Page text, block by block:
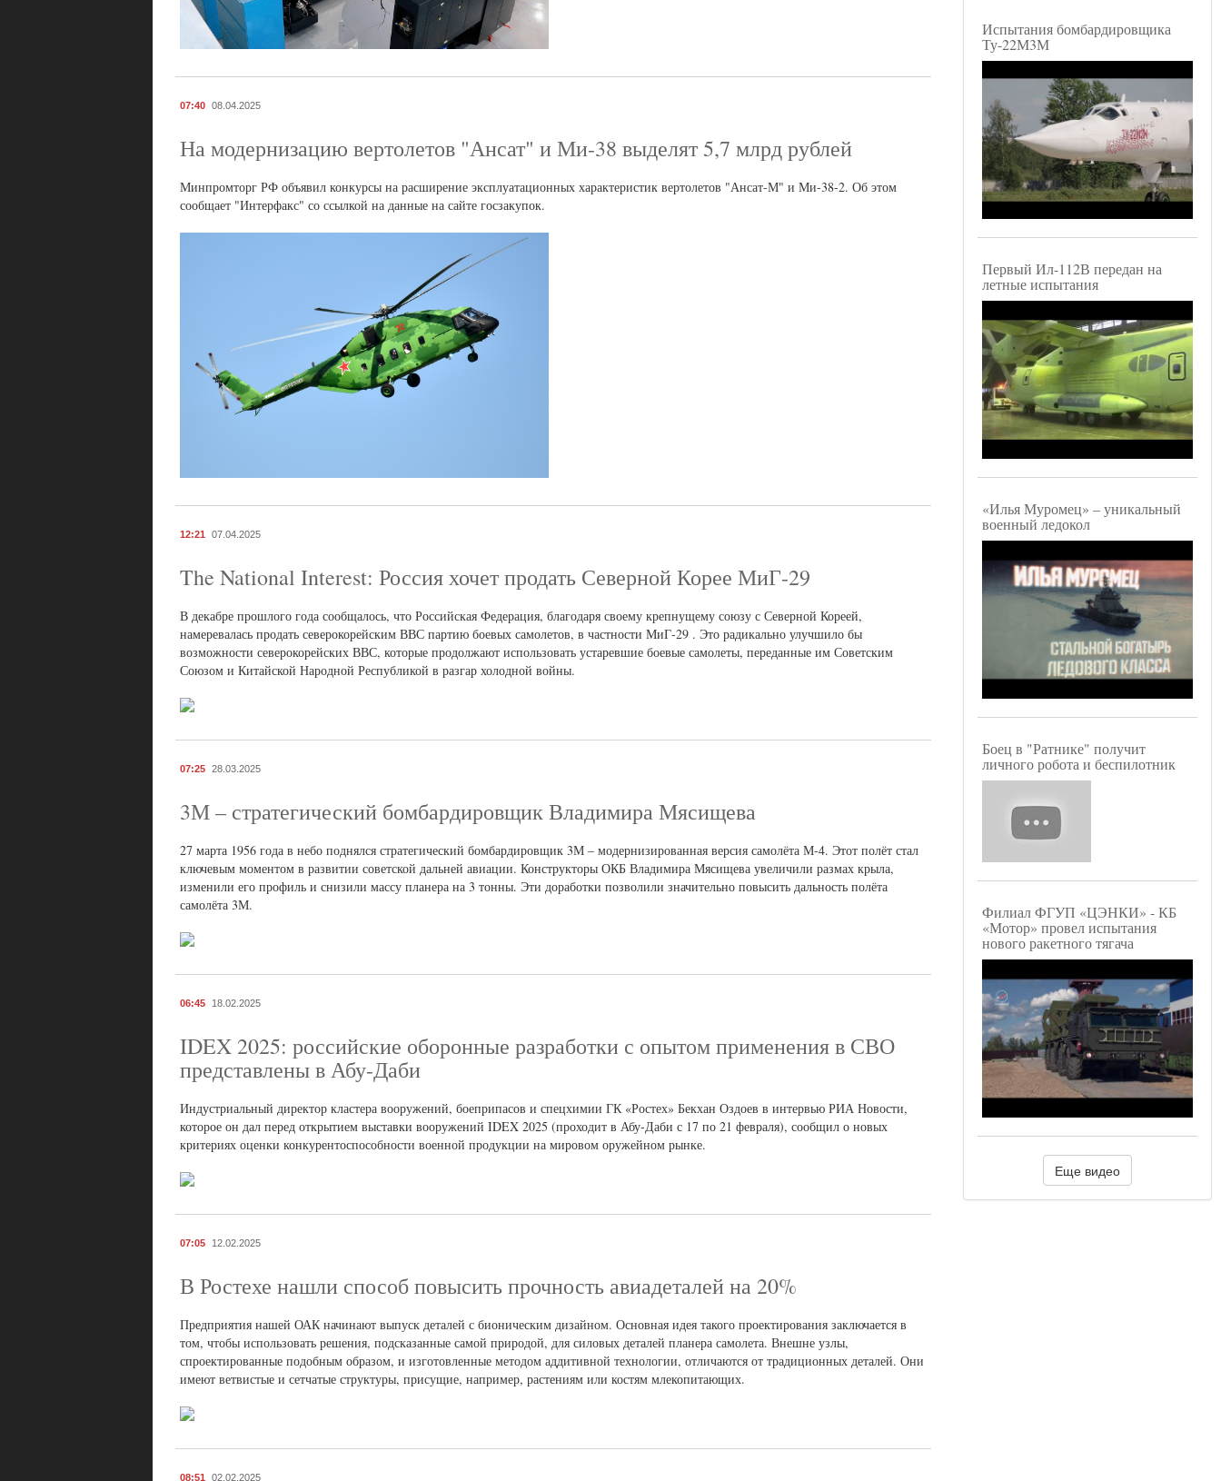
07:40 08.04.2025
На модернизацию вертолетов "Ансат" и Ми-38 выделят 5,7 млрд рублей
Минпромторг РФ объявил конкурсы на расширение эксплуатационных характеристик вертолетов "Ансат-М" и Ми-38-2. Об этом
сообщает "Интерфакс" со ссылкой на данные на сайте госзакупок.
12:21 07.04.2025
The National Interest: Россия хочет продать Северной Корее МиГ-29
В декабре прошлого года сообщалось, что Российская Федерация, благодаря своему крепнущему союзу с Северной Кореей,
намеревалась продать северокорейским ВВС партию боевых самолетов, в частности МиГ-29 . Это радикально улучшило бы
возможности северокорейских ВВС, которые продолжают использовать устаревшие боевые самолеты, переданные им Советским
Союзом и Китайской Народной Республикой в ​​разгар холодной войны.
07:25 28.03.2025
3М – стратегический бомбардировщик Владимира Мясищева
27 марта 1956 года в небо поднялся стратегический бомбардировщик 3М – модернизированная версия самолёта М-4. Этот полёт стал
ключевым моментом в развитии советской дальней авиации. Конструкторы ОКБ Владимира Мясищева увеличили размах крыла,
изменили его профиль и снизили массу планера на 3 тонны. Эти доработки позволили значительно повысить дальность полёта
самолёта 3М.
06:45 18.02.2025
IDEX 2025: российские оборонные разработки с опытом применения в СВО
представлены в Абу-Даби
Индустриальный директор кластера вооружений, боеприпасов и спецхимии ГК «Ростех» Бекхан Оздоев в интервью РИА Новости,
которое он дал перед открытием выставки вооружений IDEX 2025 (проходит в Абу-Даби с 17 по 21 февраля), сообщил о новых
критериях оценки конкурентоспособности военной продукции на мировом оружейном рынке.
07:05 12.02.2025
В Ростехе нашли способ повысить прочность авиадеталей на 20%
Предприятия нашей ОАК начинают выпуск деталей с бионическим дизайном. Основная идея такого проектирования заключается в
том, чтобы использовать решения, подсказанные самой природой, для силовых деталей планера самолета. Внешне узлы,
спроектированные подобным образом, и изготовленные методом аддитивной технологии, отличаются от традиционных деталей. Они
имеют ветвистые и сетчатые структуры, присущие, например, растениям или костям млекопитающих.
08:51 02.02.2025
Испытания бомбардировщика
Ту-22М3М
Первый Ил-112В передан на
летные испытания
«Илья Муромец» – уникальный
военный ледокол
Боец в "Ратнике" получит
личного робота и беспилотник
Филиал ФГУП «ЦЭНКИ» - КБ
«Мотор» провел испытания
нового ракетного тягача
Еще видео